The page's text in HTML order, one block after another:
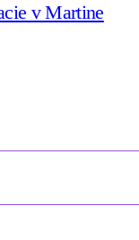
v Martine